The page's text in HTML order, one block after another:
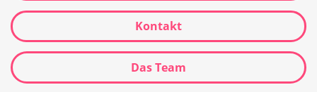
Kontakt
Das Team